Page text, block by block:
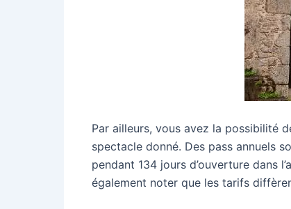
Par ailleurs, vous avez la possibilité
spectacle donné. Des pass annuels
pendant 134 jours d’ouverture dans
également noter que les tarifs